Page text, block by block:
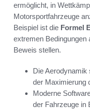
ermöglicht, in
Motorsportfahrzeuge
Beispiel ist die Formel
extremen Bedingungen
Beweis stellen.
Die Aerodynamik
der Maximierung
Moderne
der Fahrzeuge in